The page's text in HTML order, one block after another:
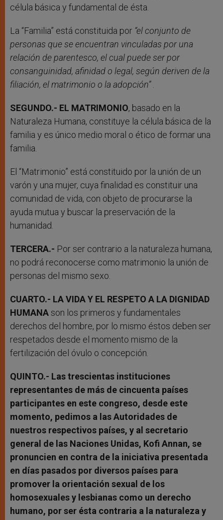
célula básica y fundamental de ésta.
La “Familia” está constituida por “el conjunto de
personas que se encuentran vinculadas por una
relación de parentesco, el cual puede ser por
consanguinidad, afinidad o legal, según deriven de la
filiación, el matrimonio o la adopción”.
SEGUNDO.- EL MATRIMONIO, basado en la
Naturaleza Humana, constituye la célula básica de la
familia y es único medio moral o ético de formar una
familia.
El “Matrimonio” está constituido por la unión de un
varón y una mujer, cuya finalidad es constituir una
comunidad de vida, con objeto de procurarse la
ayuda mutua y buscar la preservación de la
humanidad.
TERCERA.- Por ser contrario a la naturaleza humana,
no podrá reconocerse como matrimonio la unión de
personas del mismo sexo.
CUARTO.- LA VIDA Y EL RESPETO A LA DIGNIDAD
HUMANAson los primeros y fundamentales
derechos del hombre, por lo mismo éstos deben ser
respetados desde el momento mismo de la
fertilización del óvulo o concepción.
QUINTO.- Las trescientas instituciones
representantes de más de cincuenta países
participantes en este congreso, desde este
momento, pedimos a las Autoridades de
nuestros respectivos países, y al secretario
general de las Naciones Unidas, Kofi Annan, se
pronuncien en contra de la iniciativa presentada
en días pasados por diversos países para
promover la orientación sexual de los
homosexuales y lesbianas como un derecho
humano, por ser ésta contraria a la naturaleza y